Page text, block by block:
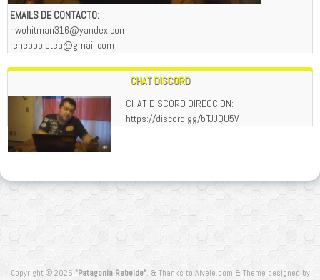
EMAILS DE CONTACTO:
nwohitman316@yandex.com
renepobletea@gmail.com
CHAT DISCORD
CHAT DISCORD DIRECCION:
https://discord.gg/bTJJQU5V
Copyright © 2026 "Patagonia Rebelde". & Thanks to Alvele.com & Theme designed by